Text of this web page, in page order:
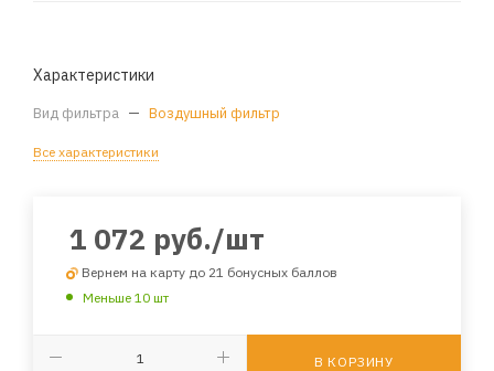
Характеристики
Вид фильтра — Воздушный фильтр
Все характеристики
1 072 руб./шт
Вернем на карту до 21 бонусных баллов
Меньше 10 шт
В КОРЗИНУ